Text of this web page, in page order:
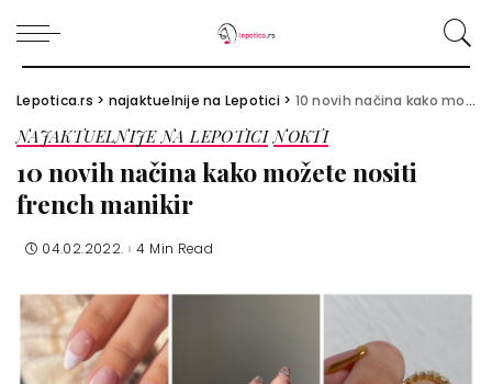
Lepotica.rs > najaktuelnije na Lepotici> 10 novih načina kako možete nositi french manikir
NAJAKTUELNIJE NA LEPOTICI NOKTI
10 novih načina kako možete nositi
french manikir
04.02.2022. 4 Min Read